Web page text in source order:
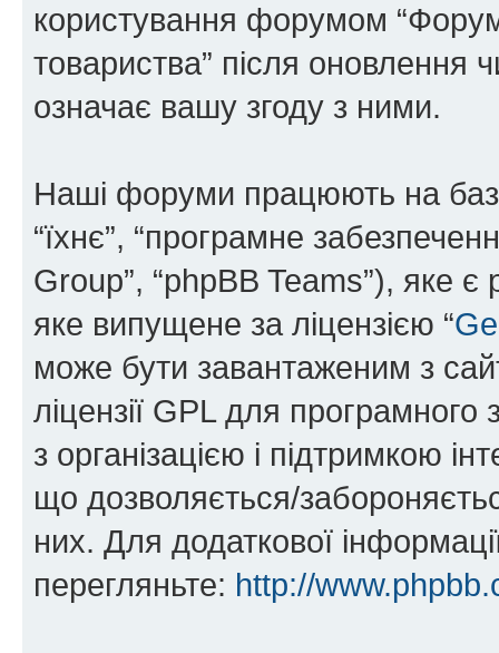
користування форумом
товариства” після оновлення
означає вашу згоду з ними.
Наші форуми працюють на
“їхнє”, “програмне
Group”, “phpBB Teams”), яке
яке випущене за ліцензією “
може бути завантаженим з
ліцензії GPL для
з організацією і підтримкою
що дозволяється/
них. Для додаткової
перегляньте: http://